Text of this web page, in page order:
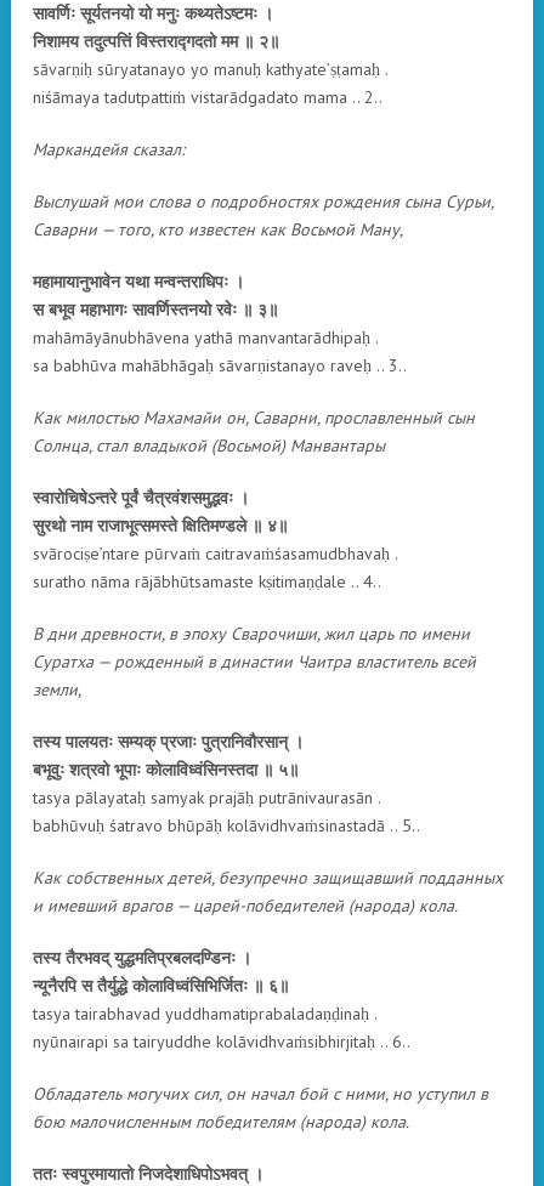
सावर्णिः सूर्यतनयो यो मनुः कथ्यतेऽष्टमः ।
निशामय तदुत्पत्तिं विस्तराद्गदतो मम ॥ २॥
sāvarṇiḥ sūryatanayo yo manuḥ kathyate’ṣṭamaḥ .
niśāmaya tadutpattiṁ vistarādgadato mama .. 2..
Маркандейя сказал:
Выслушай мои слова о подробностях рождения сына Сурьи,
Саварни — того, кто известен как Восьмой Ману,
महामायानुभावेन यथा मन्वन्तराधिपः ।
स बभूव महाभागः सावर्णिस्तनयो रवेः ॥ ३॥
mahāmāyānubhāvena yathā manvantarādhipaḥ .
sa babhūva mahābhāgaḥ sāvarṇistanayo raveḥ .. 3..
Как милостью Махамайи он, Саварни, прославленный сын
Солнца, стал владыкой (Восьмой) Манвантары
स्वारोचिषेऽन्तरे पूर्वं चैत्रवंशसमुद्भवः ।
सुरथो नाम राजाभूत्समस्ते क्षितिमण्डले ॥ ४॥
svārociṣe’ntare pūrvaṁ caitravaṁśasamudbhavaḥ .
suratho nāma rājābhūtsamaste kṣitimaṇḍale .. 4..
В дни древности, в эпоху Сварочиши, жил царь по имени
Суратха — рожденный в династии Чаитра властитель всей
земли,
तस्य पालयतः सम्यक् प्रजाः पुत्रानिवौरसान् ।
बभूवुः शत्रवो भूपाः कोलाविध्वंसिनस्तदा ॥ ५॥
tasya pālayataḥ samyak prajāḥ putrānivaurasān .
babhūvuḥ śatravo bhūpāḥ kolāvidhvaṁsinastadā .. 5..
Как собственных детей, безупречно защищавший подданных
и имевший врагов — царей-победителей (народа) кола.
तस्य तैरभवद् युद्धमतिप्रबलदण्डिनः ।
न्यूनैरपि स तैर्युद्धे कोलाविध्वंसिभिर्जितः ॥ ६॥
tasya tairabhavad yuddhamatiprabaladaṇḍinaḥ .
nyūnairapi sa tairyuddhe kolāvidhvaṁsibhirjitaḥ .. 6..
Обладатель могучих сил, он начал бой с ними, но уступил в
бою малочисленным победителям (народа) кола.
ततः स्वपुरमायातो निजदेशाधिपोऽभवत् ।